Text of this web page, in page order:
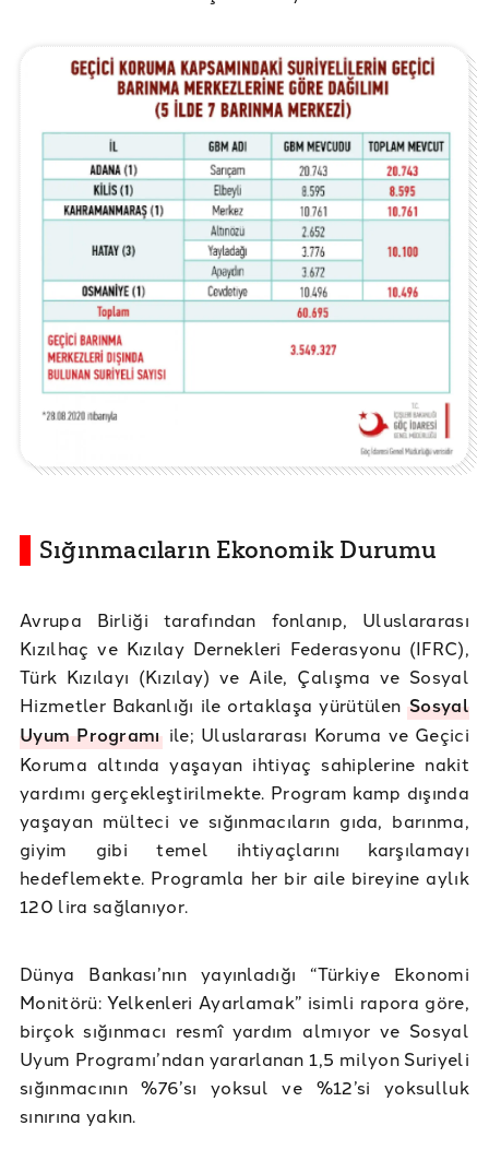
Sığınmacıların Ekonomik Durumu
Avrupa Birliği tarafından fonlanıp, Uluslararası
Kızılhaç ve Kızılay Dernekleri Federasyonu (IFRC),
Türk Kızılayı (Kızılay) ve Aile, Çalışma ve Sosyal
Hizmetler Bakanlığı ile ortaklaşa yürütülenSosyal
Uyum Programıile; Uluslararası Koruma ve Geçici
Koruma altında yaşayan ihtiyaç sahiplerine nakit
yardımı gerçekleştirilmekte. Program kamp dışında
yaşayan mülteci ve sığınmacıların gıda, barınma,
giyim gibi temel ihtiyaçlarını karşılamayı
hedeflemekte. Programla her bir aile bireyine aylık
120 lira sağlanıyor.
Dünya Bankası’nın yayınladığı “Türkiye Ekonomi
Monitörü: Yelkenleri Ayarlamak” isimli rapora göre,
birçok sığınmacı resmî yardım almıyor ve Sosyal
Uyum Programı’ndan yararlanan 1,5 milyon Suriyeli
sığınmacının %76’sı yoksul ve %12’si yoksulluk
sınırına yakın.